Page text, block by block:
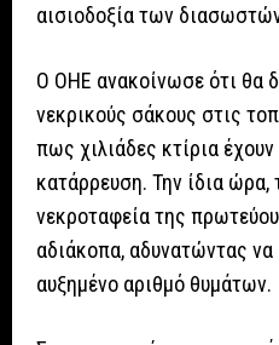
αισιοδοξία των
Ο ΟΗΕ ανακοίνωσε ότι θα
νεκρικούς σάκους στις
πως χιλιάδες κτίρια
κατάρρευση. Την ίδια
νεκροταφεία της
αδιάκοπα, αδυνατώντας
αυξημένο αριθμό θυμάτων.